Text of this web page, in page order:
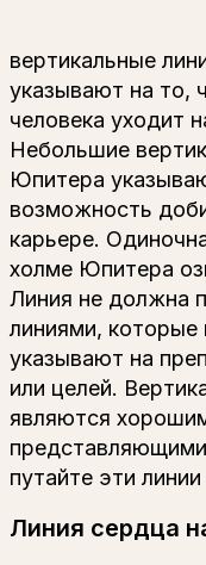
вертикальные
указывают на то,
человека уходит
Небольшие
Юпитера
возможность
карьере.
холме Юпитера
Линия не должна
линиями, которые
указывают на
или целей.
являются
путайте эти
Линия сердца